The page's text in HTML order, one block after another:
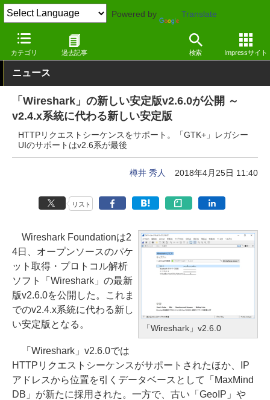
Powered by Translate
カテゴリ 過去記事 検索 Impressサイト
窓の杜 インターネット Windows
ニュース
「Wireshark」の新しい安定版v2.6.0が公開 ～
v2.4.x系統に代わる新しい安定版
HTTPリクエストシーケンスをサポート。「GTK+」レガシー
UIのサポートはv2.6系が最後
樽井 秀人 2018年4月25日 11:40
リスト
「Wireshark」v2.6.0
Wireshark Foundationは2
4日、オープンソースのパケ
ット取得・プロトコル解析
ソフト「Wireshark」の最新
版v2.6.0を公開した。これま
でのv2.4.x系統に代わる新し
い安定版となる。
「Wireshark」v2.6.0では
HTTPリクエストシーケンスがサポートされたほか、IP
アドレスから位置を引くデータベースとして「MaxMind
DB」が新たに採用された。一方で、古い「GeoIP」や